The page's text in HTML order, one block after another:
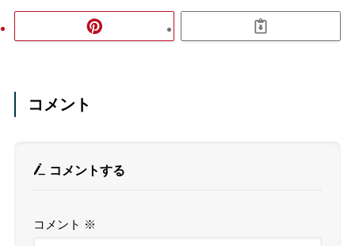
コメント
コメントする
コメント ※